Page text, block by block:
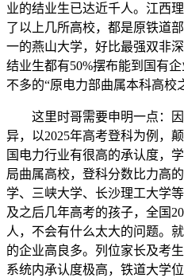
业的结业生已达近千人。江西
了以上几所高校，都是原铁道
一的燕山大学，好比最强双非
结业生都有50%摆布能到国有
不多的“原电力部曲属本科高校
这里时哥需要申明一点：因
异，以2025年高考登科为例，
国电力行业有很高的承认度，
局曲属高校，登科分数比力高
学、三峡大学、长沙理工大学
及之后几年高考的孩子，全国
人，不会有什么太大的问题。
的企业高良多。列位家长及考
系统内承认度极高，铁道大学位